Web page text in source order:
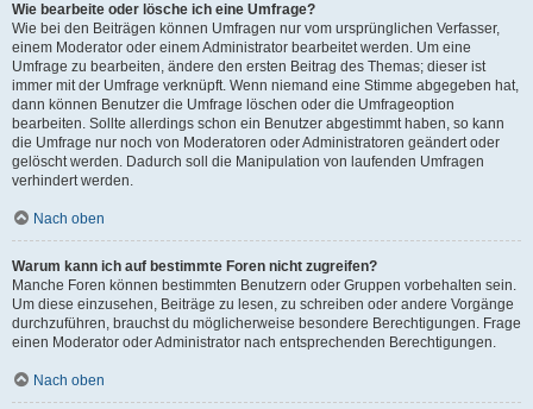
Wie bearbeite oder lösche ich eine Umfrage?
Wie bei den Beiträgen können Umfragen nur vom ursprünglichen Verfasser,
einem Moderator oder einem Administrator bearbeitet werden. Um eine
Umfrage zu bearbeiten, ändere den ersten Beitrag des Themas; dieser ist
immer mit der Umfrage verknüpft. Wenn niemand eine Stimme abgegeben hat,
dann können Benutzer die Umfrage löschen oder die Umfrageoption
bearbeiten. Sollte allerdings schon ein Benutzer abgestimmt haben, so kann
die Umfrage nur noch von Moderatoren oder Administratoren geändert oder
gelöscht werden. Dadurch soll die Manipulation von laufenden Umfragen
verhindert werden.
Nach oben
Warum kann ich auf bestimmte Foren nicht zugreifen?
Manche Foren können bestimmten Benutzern oder Gruppen vorbehalten sein.
Um diese einzusehen, Beiträge zu lesen, zu schreiben oder andere Vorgänge
durchzuführen, brauchst du möglicherweise besondere Berechtigungen. Frage
einen Moderator oder Administrator nach entsprechenden Berechtigungen.
Nach oben